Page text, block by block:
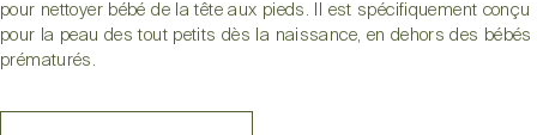
pour nettoyer bébé de la tête aux pieds. Il est spécifiquement conçu
pour la peau des tout petits dès la naissance, en dehors des bébés
prématurés.